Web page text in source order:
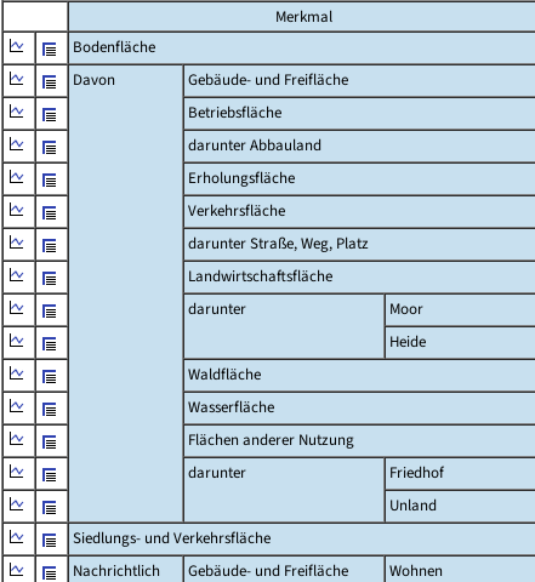
Merkmal
Bodenfläche
Davon
Gebäude- und Freifläche
Betriebsfläche
darunter Abbauland
Erholungsfläche
Verkehrsfläche
darunter Straße, Weg, Platz
Landwirtschaftsfläche
darunter
Moor
Heide
Waldfläche
Wasserfläche
Flächen anderer Nutzung
darunter
Friedhof
Unland
Siedlungs- und Verkehrsfläche
Nachrichtlich
Gebäude- und Freifläche Wohnen